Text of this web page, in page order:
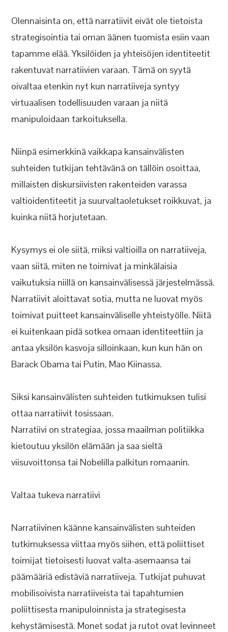
Olennaisinta on, että narratiivit eivät ole tietoista
strategisointia tai oman äänen tuomista esiin vaan
tapamme elää. Yksilöiden ja yhteisöjen identiteetit
rakentuvat narratiivien varaan. Tämä on syytä
oivaltaa etenkin nyt kun narratiiveja syntyy
virtuaalisen todellisuuden varaan ja niitä
manipuloidaan tarkoituksella.
Niinpä esimerkkinä vaikkapa kansainvälisten
suhteiden tutkijan tehtävänä on tällöin osoittaa,
millaisten diskursiivisten rakenteiden varassa
valtioidentiteetit ja suurvaltaoletukset roikkuvat, ja
kuinka niitä horjutetaan.
Kysymys ei ole siitä, miksi valtioilla on narratiiveja,
vaan siitä, miten ne toimivat ja minkälaisia
vaikutuksia niillä on kansainvälisessä järjestelmässä.
Narratiivit aloittavat sotia, mutta ne luovat myös
toimivat puitteet kansainväliselle yhteistyölle. Niitä
ei kuitenkaan pidä sotkea omaan identiteettiin ja
antaa yksilön kasvoja silloinkaan, kun kun hän on
Barack Obama tai Putin, Mao Kiinassa.
Siksi kansainvälisten suhteiden tutkimuksen tulisi
ottaa narratiivit tosissaan.
Narratiivi on strategiaa, jossa maailman politiikka
kietoutuu yksilön elämään ja saa sieltä
viisuvoittonsa tai Nobelilla palkitun romaanin.
Valtaa tukeva narratiivi
Narratiivinen käänne kansainvälisten suhteiden
tutkimuksessa viittaa myös siihen, että poliittiset
toimijat tietoisesti luovat valta-asemaansa tai
päämääriä edistäviä narratiiveja. Tutkijat puhuvat
mobilisoivista narratiiveista tai tapahtumien
poliittisesta manipuloinnista ja strategisesta
kehystämisestä. Monet sodat ja rutot ovat levinneet